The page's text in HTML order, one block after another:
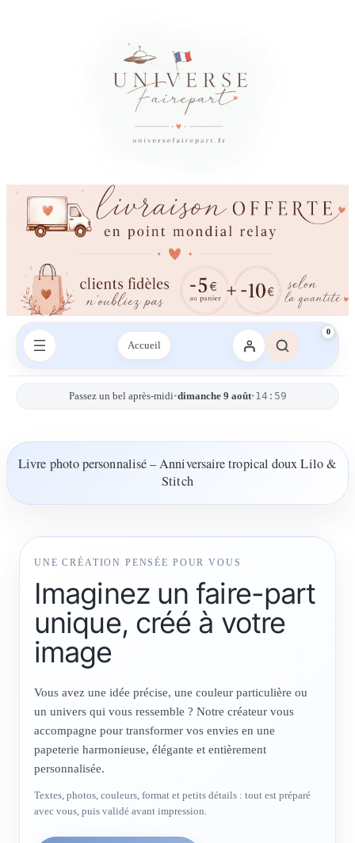
Accueil
0
Passez un bel après-midi•dimanche 9 août•14:59
Livre photo personnalisé – Anniversaire tropical doux Lilo &
Stitch
UNE CRÉATION PENSÉE POUR VOUS
Imaginez un faire-part
unique, créé à votre
image
Vous avez une idée précise, une couleur particulière ou
un univers qui vous ressemble ? Notre créateur vous
accompagne pour transformer vos envies en une
papeterie harmonieuse, élégante et entièrement
personnalisée.
Textes, photos, couleurs, format et petits détails : tout est préparé
avec vous, puis validé avant impression.